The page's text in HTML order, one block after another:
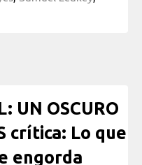
UN OSCURO
crítica: Lo que
engorda